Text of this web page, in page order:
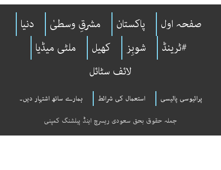
صفحہ اول پاکستان مشرقِ وسطیٰ
دنیا
#ٹرینڈ
شوبِز کھیل
ملٹی میڈیا
لائف سٹائل
پرائیوسی پالیسی استعمال کی شرائط ہمارے ساتھ اشتہار دیں۔
جملہ حقوق بحق سعودی ریسرچ اینڈ پبلشنگ کمپنی